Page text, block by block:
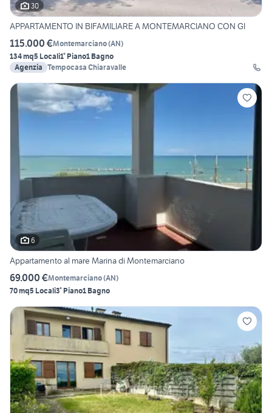
30
APPARTAMENTO IN BIFAMILIARE A MONTEMARCIANO CON GI
115.000 €Montemarciano(AN)
134 mq5 Locali1° Piano1 Bagno
Agenzia Tempocasa Chiaravalle
6
Appartamento al mare Marina di Montemarciano
69.000 €Montemarciano(AN)
70 mq5 Locali3° Piano1 Bagno